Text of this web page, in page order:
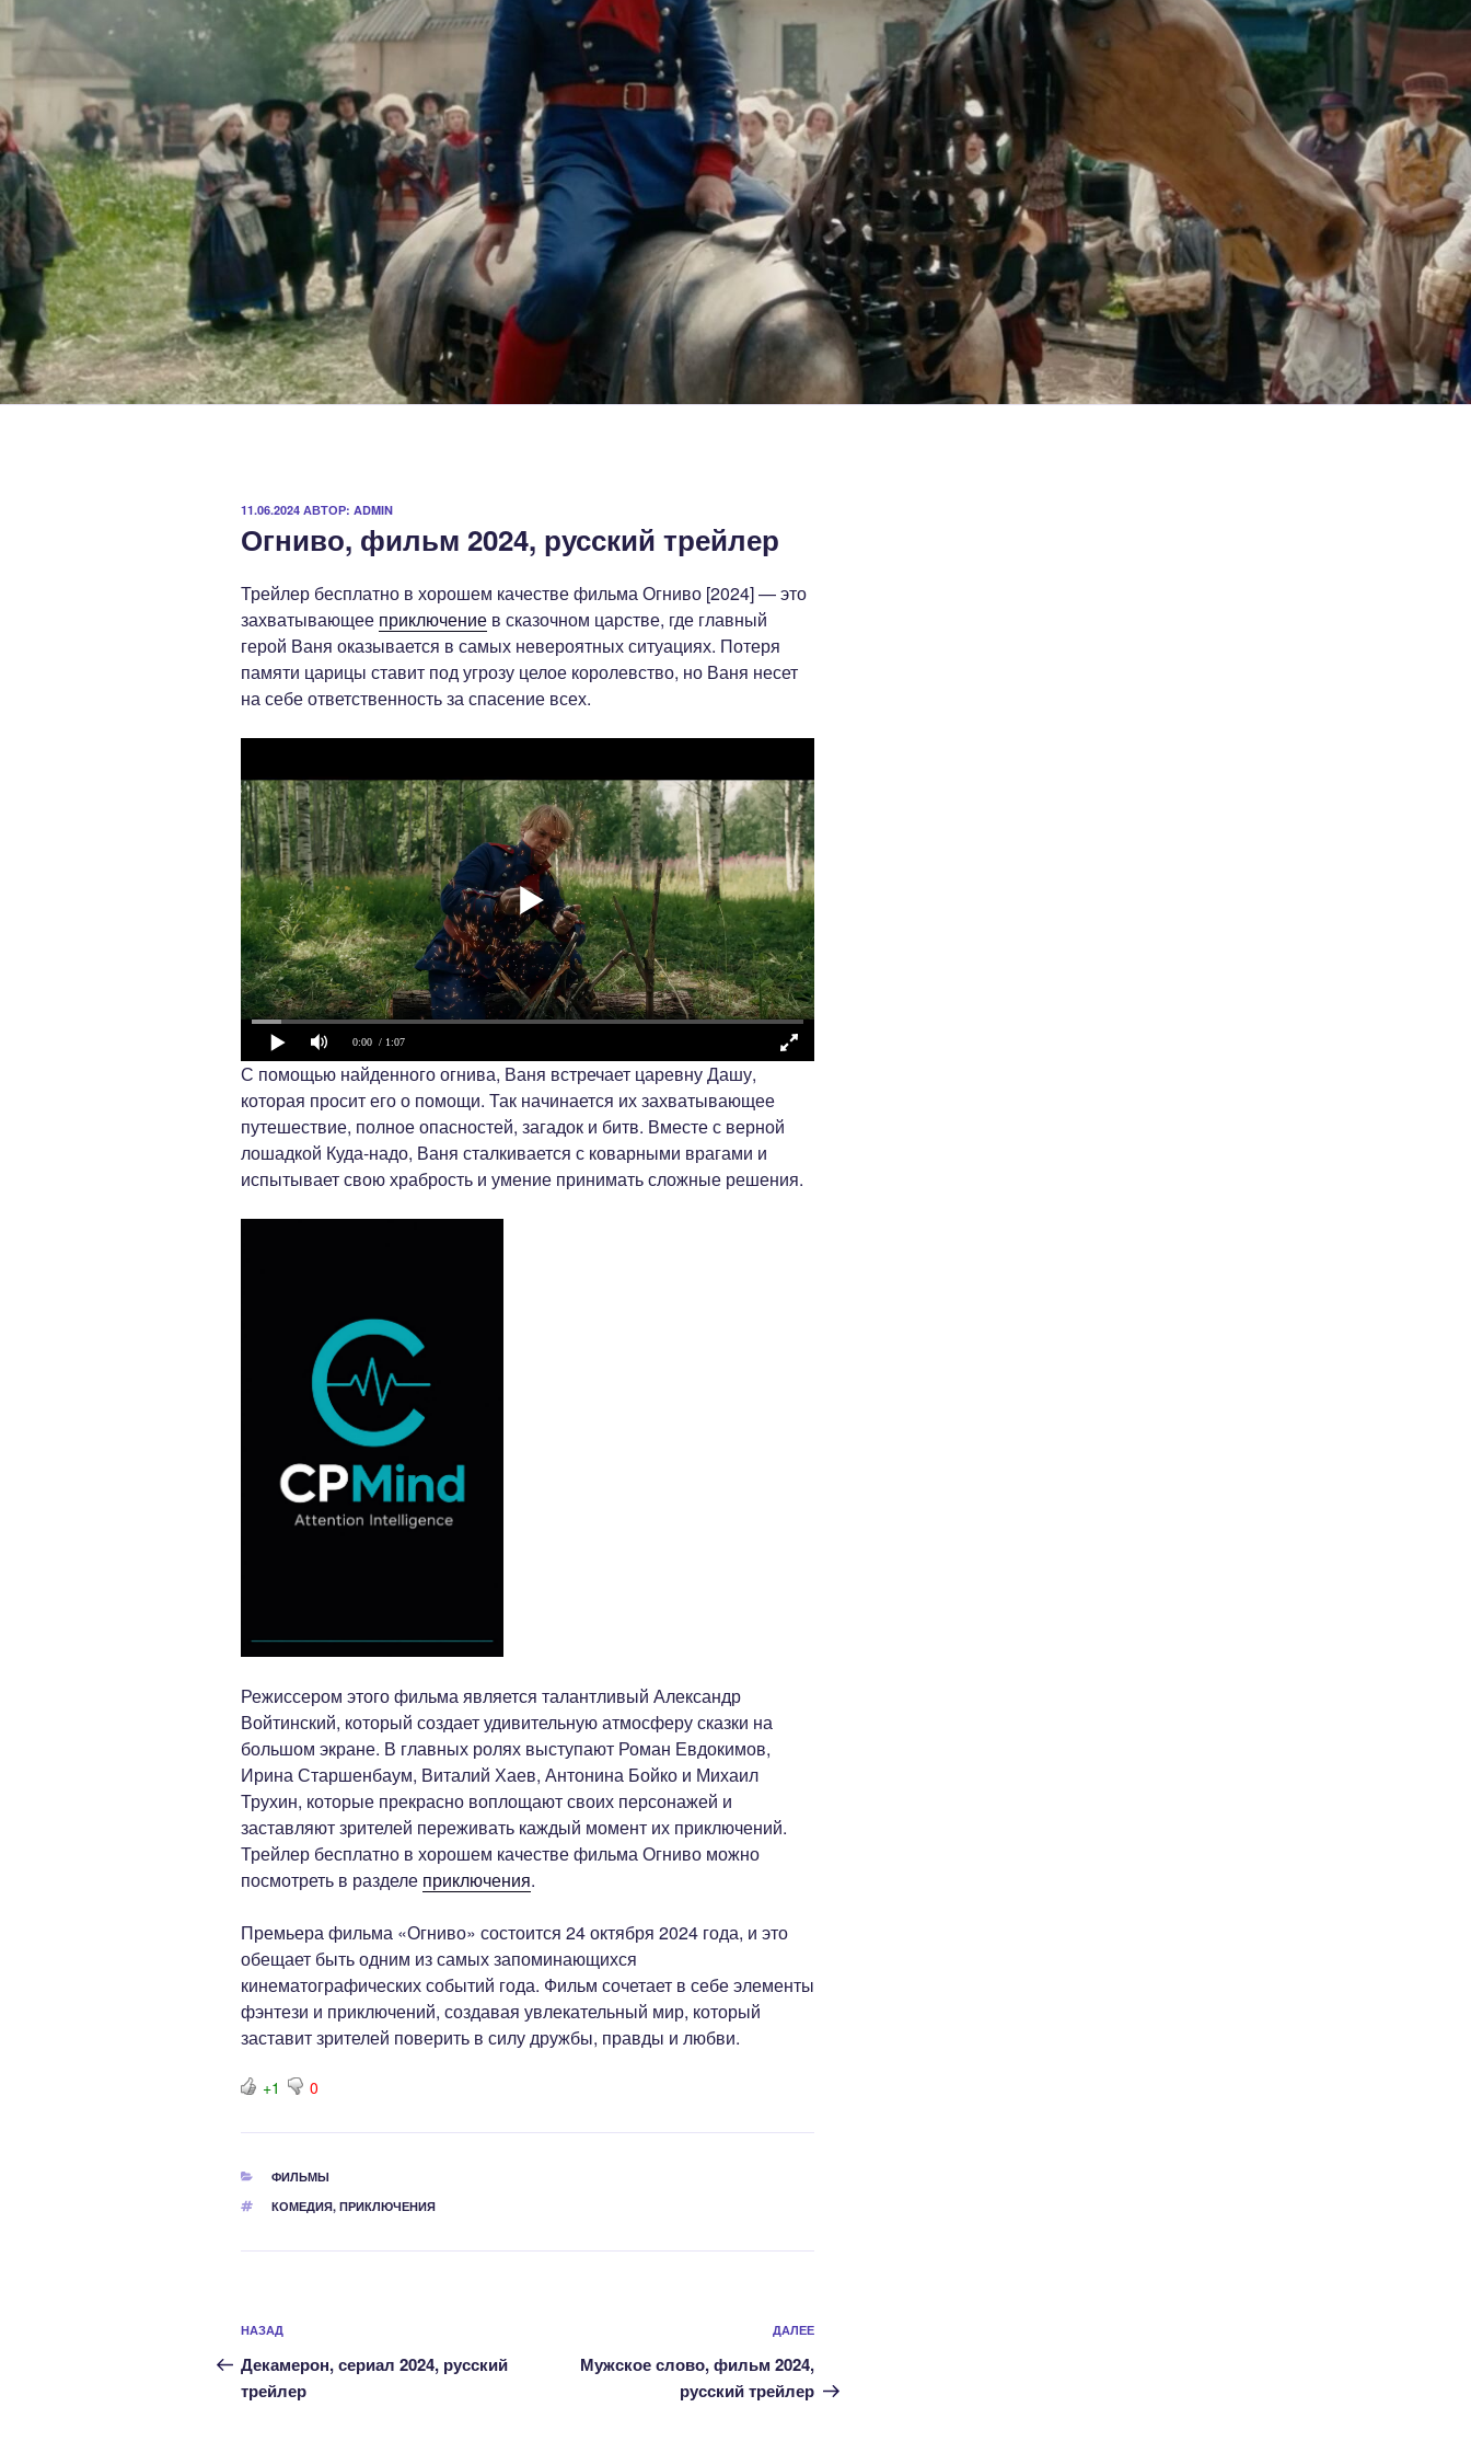
ОПУБЛИКОВАНО
11.06.2024 АВТОР: ADMIN
Огниво, фильм 2024, русский трейлер
Трейлер бесплатно в хорошем качестве фильма Огниво [2024] — это
захватывающее приключение в сказочном царстве, где главный
герой Ваня оказывается в самых невероятных ситуациях. Потеря
памяти царицы ставит под угрозу целое королевство, но Ваня несет
на себе ответственность за спасение всех.
0:00 / 1:07
С помощью найденного огнива, Ваня встречает царевну Дашу,
которая просит его о помощи. Так начинается их захватывающее
путешествие, полное опасностей, загадок и битв. Вместе с верной
лошадкой Куда-надо, Ваня сталкивается с коварными врагами и
испытывает свою храбрость и умение принимать сложные решения.
Режиссером этого фильма является талантливый Александр
Войтинский, который создает удивительную атмосферу сказки на
большом экране. В главных ролях выступают Роман Евдокимов,
Ирина Старшенбаум, Виталий Хаев, Антонина Бойко и Михаил
Трухин, которые прекрасно воплощают своих персонажей и
заставляют зрителей переживать каждый момент их приключений.
Трейлер бесплатно в хорошем качестве фильма Огниво можно
посмотреть в разделе приключения.
Премьера фильма «Огниво» состоится 24 октября 2024 года, и это
обещает быть одним из самых запоминающихся
кинематографических событий года. Фильм сочетает в себе элементы
фэнтези и приключений, создавая увлекательный мир, который
заставит зрителей поверить в силу дружбы, правды и любви.
+1 0
РУБРИКИ
ФИЛЬМЫ
МЕТКИ
КОМЕДИЯ, ПРИКЛЮЧЕНИЯ
Навигация
по
записям
Предыдущая
запись:
НАЗАД
Декамерон, сериал 2024, русский
трейлер
Следующая
ДАЛЕЕ
Мужское слово, фильм 2024,
русский трейлер